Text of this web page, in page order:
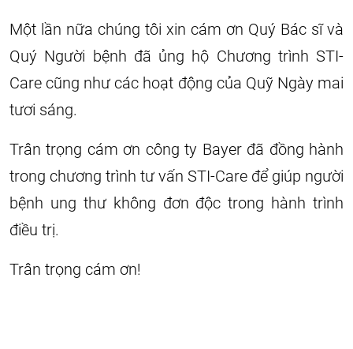
Một lần nữa chúng tôi xin cám ơn Quý Bác sĩ và
Quý Người bệnh đã ủng hộ Chương trình STI-
Care cũng như các hoạt động của Quỹ Ngày mai
tươi sáng.
Trân trọng cám ơn công ty Bayer đã đồng hành
trong chương trình tư vấn STI-Care để giúp người
bệnh ung thư không đơn độc trong hành trình
điều trị.
Trân trọng cám ơn!